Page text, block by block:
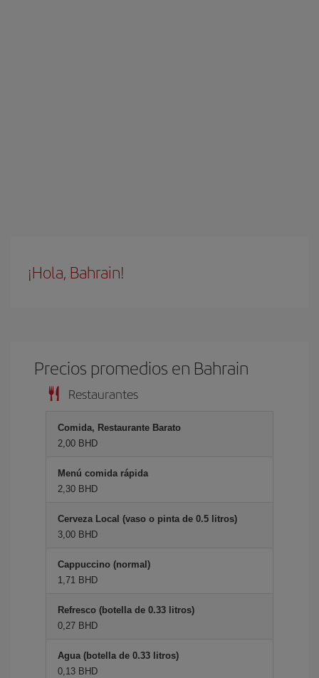
¡Hola, Bahrain!
Precios promedios en Bahrain
Restaurantes
Comida, Restaurante Barato
2,00 BHD
Menú comida rápida
2,30 BHD
Cerveza Local (vaso o pinta de 0.5 litros)
3,00 BHD
Cappuccino (normal)
1,71 BHD
Refresco (botella de 0.33 litros)
0,27 BHD
Agua (botella de 0.33 litros)
0,13 BHD